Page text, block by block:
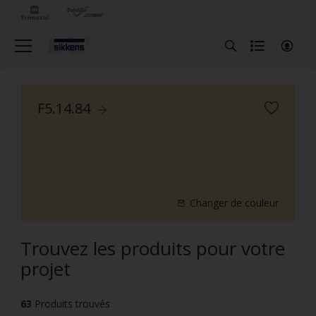
F5.14.84
Changer de couleur
Trouvez les produits pour votre
projet
63 Produits trouvés